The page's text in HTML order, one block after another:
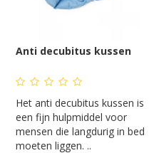
Anti decubitus kussen
Het anti decubitus kussen is
een fijn hulpmiddel voor
mensen die langdurig in bed
moeten liggen. ..